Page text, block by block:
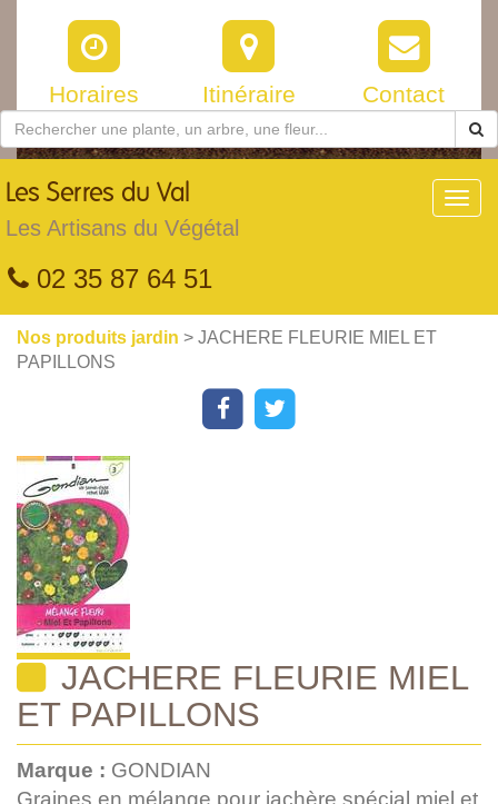
Horaires Itinéraire Contact
Les Serres du Val
Les Artisans du Végétal
02 35 87 64 51
Nos produits jardin > JACHERE FLEURIE MIEL ET
PAPILLONS
JACHERE FLEURIE MIEL
ET PAPILLONS
Marque : GONDIAN
Graines en mélange pour jachère spécial miel et